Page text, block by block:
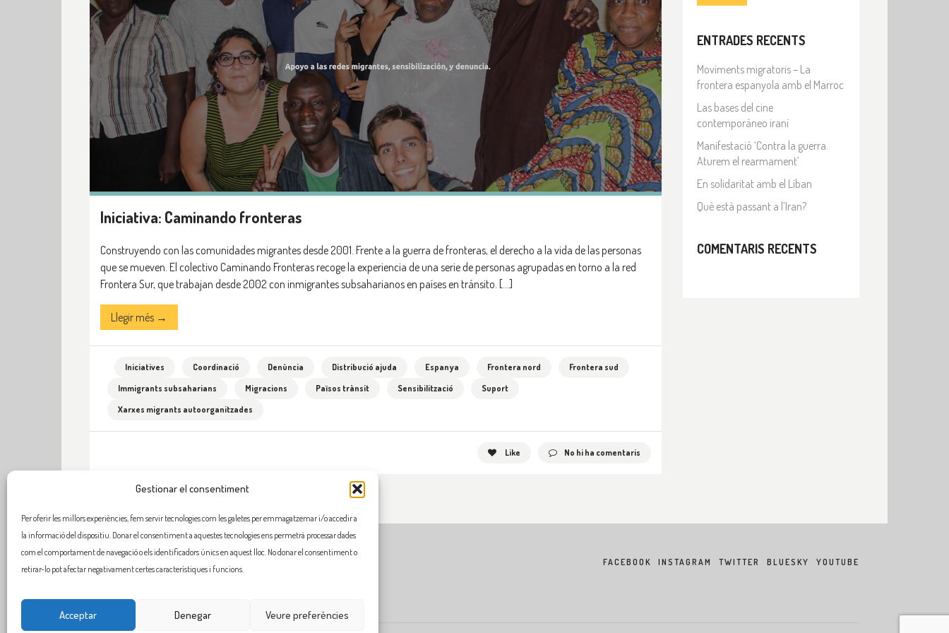
Gestionar el consentiment
Per oferir les millors experiències, fem servir tecnologies com les galetes per emmagatzemar i/o accedir a
la informació del dispositiu. Donar el consentiment a aquestes tecnologies ens permetrà processar dades
com el comportament de navegació o els identificadors únics en aquest lloc. No donar el consentiment o
retirar-lo pot afectar negativament certes característiques i funcions.
Acceptar Denegar Veure preferències
Iniciativa: Caminando fronteras
Construyendo con las comunidades migrantes desde 2001. Frente a la guerra de fronteras, el derecho a la vida de las personas
que se mueven. El colectivo Caminando Fronteras recoge la experiencia de una serie de personas agrupadas en torno a la red
Frontera Sur, que trabajan desde 2002 con inmigrantes subsaharianos en países en tránsito. […]
Llegir més →
Iniciatives Coordinació Denùncia Distribució ajuda Espanya Frontera nord
Frontera sud
Immigrants subsaharians
Migracions Països trànsit Sensibilització
Suport
Xarxes migrants autoorganitzades
Like No hi ha comentaris
ENTRADES RECENTS
Moviments migratoris – La
frontera espanyola amb el Marroc
Las bases del cine
contemporáneo iraní
Manifestació ‘Contra la guerra.
Aturem el rearmament’
En solidaritat amb el Líban
Què està passant a l’Iran?
COMENTARIS RECENTS
FACEBOOK INSTAGRAM TWITTER BLUESKY YOUTUBE